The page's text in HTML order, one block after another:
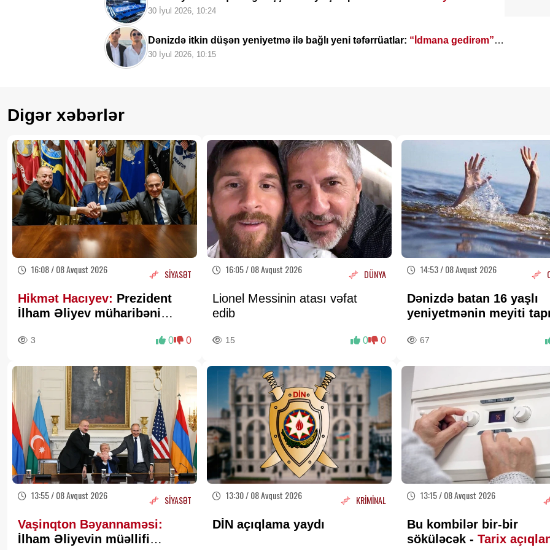
qoşulacaq
30 İyul 2026, 10:24
Dənizdə itkin düşən yeniyetmə ilə bağlı yeni təfərrüatlar: “İdmana gedirəm”
deyərək evdən çıxıb
30 İyul 2026, 10:15
Digər xəbərlər
16:08 / 08 Avqust 2026 SİYASƏT
Hikmət Hacıyev: Prezident
İlham Əliyev müharibəni
də qazandı - VİDEO
3 0 0
16:05 / 08 Avqust 2026 DÜNYA
Lionel Messinin atası vəfat
edib
15 0 0
14:53 / 08 Avqust 2026
Dənizdə batan 16 yaşlı
yeniyetmənin meyiti
67
13:55 / 08 Avqust 2026 SİYASƏT
Vaşinqton Bəyannaməsi:
İlham Əliyevin müəllifi
13:30 / 08 Avqust 2026 KRİMİNAL
DİN açıqlama yaydı
13:15 / 08 Avqust 2026
Bu kombilər bir-bir
söküləcək - Tarix